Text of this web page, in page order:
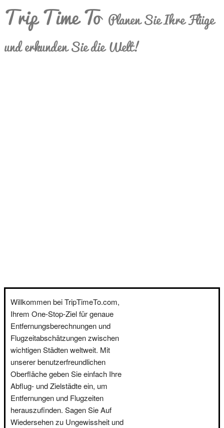
Trip Time To Planen Sie Ihre Flüge
und erkunden Sie die Welt!
Willkommen bei TripTimeTo.com,
Ihrem One-Stop-Ziel für genaue
Entfernungsberechnungen und
Flugzeitabschätzungen zwischen
wichtigen Städten weltweit. Mit
unserer benutzerfreundlichen
Oberfläche geben Sie einfach Ihre
Abflug- und Zielstädte ein, um
Entfernungen und Flugzeiten
herauszufinden. Sagen Sie Auf
Wiedersehen zu Ungewissheit und